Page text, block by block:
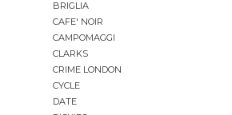
BRIGLIA
CAFE' NOIR
CAMPOMAGGI
CLARKS
CRIME LONDON
CYCLE
DATE